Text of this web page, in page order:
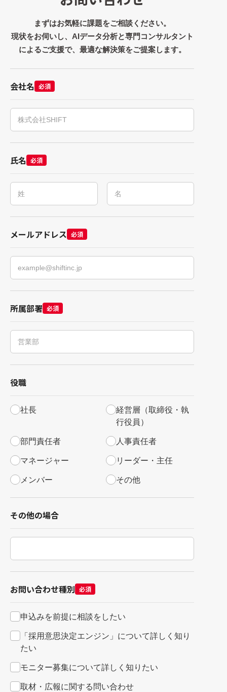
まずはお気軽に課題をご相談ください。
現状をお伺いし、AIデータ分析と専門コンサルタント
によるご支援で、最適な解決策をご提案します。
会社名 必須
氏名 必須
メールアドレス 必須
所属部署 必須
役職
社長
経営層（取締役・執
行役員）
部門責任者 人事責任者
マネージャー リーダー・主任
メンバー その他
その他の場合
お問い合わせ種別 必須
申込みを前提に相談をしたい
「採用意思決定エンジン」について詳しく知り
たい
モニター募集について詳しく知りたい
取材・広報に関する問い合わせ